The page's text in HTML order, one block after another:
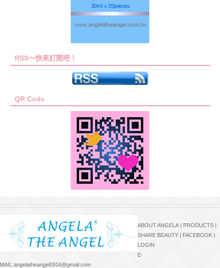
RSS～快來訂閱吧！
QR Code
ABOUT ANGELA | PRODUCTS |
SHARE BEAUTY | FACEBOOK |
LOGIN
E-
MAIL:angelatheangel0916@gmail.com